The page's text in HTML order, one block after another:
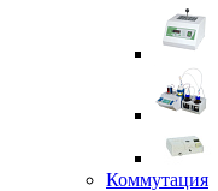
Коммутация